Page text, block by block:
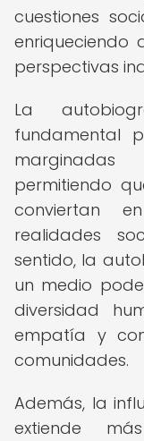
cuestiones
enriqueciendo
perspectivas
La
fundamental
permitiendo
conviertan
realidades
sentido, la
un medio
diversidad
empatía y
comunidades.
Además, la
extiende